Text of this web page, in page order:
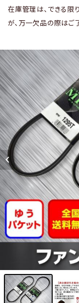
在庫管理は、できる限
が、万一欠品の際はご